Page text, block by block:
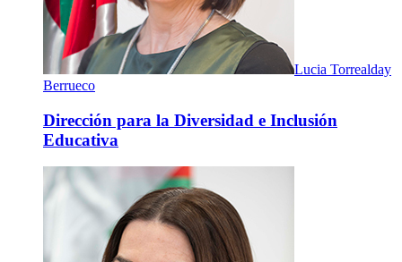
Lucia Torrealday
Berrueco
Dirección para la Diversidad e Inclusión
Educativa